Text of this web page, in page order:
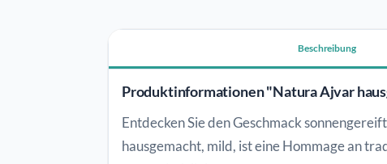
Beschreibung
Produktinformationen "Natura Ajvar
Entdecken Sie den Geschmack
hausgemacht, mild, ist eine Hommage an